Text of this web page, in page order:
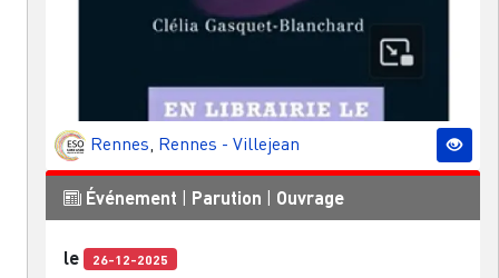
Rennes Rennes - Villejean
Événement Parution Ouvrage
le 26-12-2025